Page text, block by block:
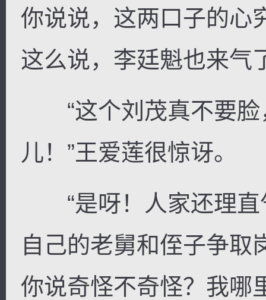
你说说，这两口子的心
这么说，李廷魁也来气
“这个刘茂真不要脸
儿！”王爱莲很惊讶。
“是呀！人家还理直
自己的老舅和侄子争取
你说奇怪不奇怪？我哪